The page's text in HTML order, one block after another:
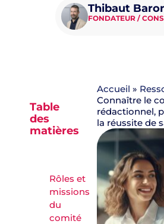
Thibaut
FONDATEUR /
Table
des
matières
Rôles et
missions
du
comité
Accueil »
Connaître le
rédactionnel,
la réussite de